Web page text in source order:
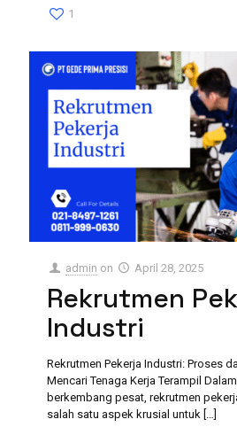
1
admin on April 28, 2025
Rekrutmen
Industri
Rekrutmen Pekerja Industri: Proses
Mencari Tenaga Kerja Terampil
berkembang pesat, rekrutmen
salah satu aspek krusial untuk […]